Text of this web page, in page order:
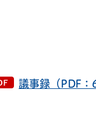
議事録（PDF：